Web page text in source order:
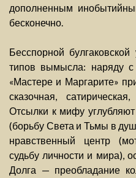
дополненным
бесконечно.
Бесспорной
типов вымысла: наряду
«Мастере и Маргарите»
сказочная,
Отсылки к мифу
(борьбу Света и Тьмы в
нравственный центр
судьбу личности и мира),
Долга — преобладание